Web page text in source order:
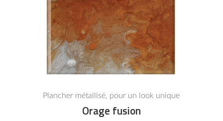
Plancher métallisé, pour un look unique
Orage fusion